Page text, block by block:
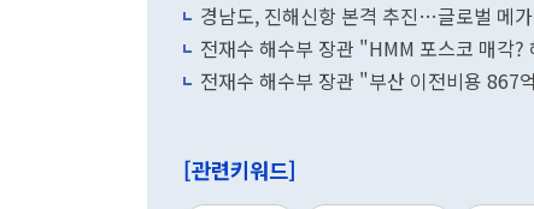
경남도, 진해신항 본격 추진…글로벌 메
전재수 해수부 장관 "HMM 포스코 매각?
전재수 해수부 장관 "부산 이전비용
[관련키워드]